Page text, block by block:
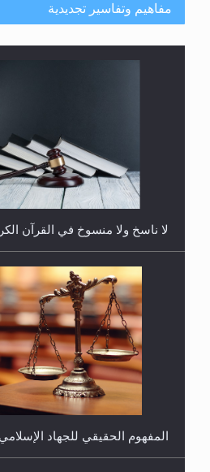
هل يُحسب حول الزكاة وفق السنة
هل يجوز فتح مشروع كوافير
المحجبات؟
مفاهيم وتفاسير تجديدية
لا ناسخ ولا منسوخ في القرآن
المفهوم الحقيقي للجهاد